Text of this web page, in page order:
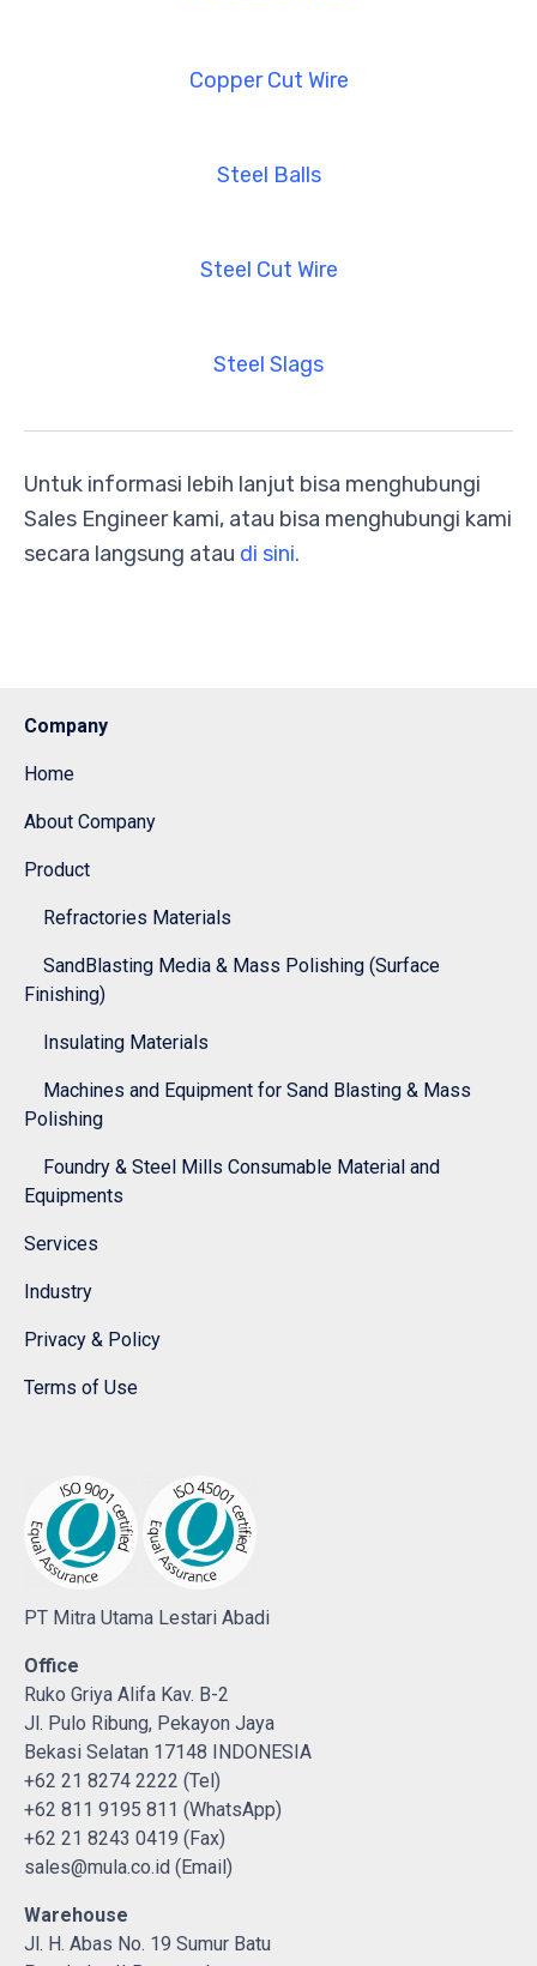
Copper Cut Wire
Steel Balls
Steel Cut Wire
Steel Slags
Untuk informasi lebih lanjut bisa menghubungi
Sales Engineer kami, atau bisa menghubungi kami
secara langsung atau di sini.
Company
Home
About Company
Product
Refractories Materials
SandBlasting Media & Mass Polishing (Surface
Finishing)
Insulating Materials
Machines and Equipment for Sand Blasting & Mass
Polishing
Foundry & Steel Mills Consumable Material and
Equipments
Services
Industry
Privacy & Policy
Terms of Use
PT Mitra Utama Lestari Abadi
Office
Ruko Griya Alifa Kav. B-2
Jl. Pulo Ribung, Pekayon Jaya
Bekasi Selatan 17148 INDONESIA
+62 21 8274 2222 (Tel)
+62 811 9195 811 (WhatsApp)
+62 21 8243 0419 (Fax)
sales@mula.co.id (Email)
Warehouse
Jl. H. Abas No. 19 Sumur Batu